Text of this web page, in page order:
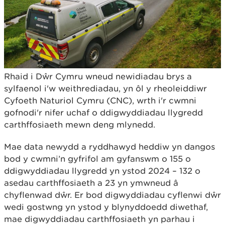
Rhaid i Dŵr Cymru wneud newidiadau brys a
sylfaenol i'w weithrediadau, yn ôl y rheoleiddiwr
Cyfoeth Naturiol Cymru (CNC), wrth i'r cwmni
gofnodi'r nifer uchaf o ddigwyddiadau llygredd
carthffosiaeth mewn deng mlynedd.
Mae data newydd a ryddhawyd heddiw yn dangos
bod y cwmni’n gyfrifol am gyfanswm o 155 o
ddigwyddiadau llygredd yn ystod 2024 – 132 o
asedau carthffosiaeth a 23 yn ymwneud â
chyflenwad dŵr. Er bod digwyddiadau cyflenwi dŵr
wedi gostwng yn ystod y blynyddoedd diwethaf,
mae digwyddiadau carthffosiaeth yn parhau i